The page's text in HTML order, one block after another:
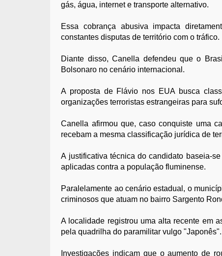
gás, água, internet e transporte alternativo.
Essa cobrança abusiva impacta
constantes disputas de território com o tráfico.
Diante disso, Canella defendeu que o
Bolsonaro no cenário internacional.
A proposta de Flávio nos EUA busca
organizações terroristas estrangeiras para
Canella afirmou que, caso conquiste uma
recebam a mesma classificação jurídica de
A justificativa técnica do candidato baseia-
aplicadas contra a população fluminense.
Paralelamente ao cenário estadual, o
criminosos que atuam no bairro Sargento
A localidade registrou uma alta recente em
pela quadrilha do paramilitar vulgo "Japonês".
Investigações indicam que o aumento de